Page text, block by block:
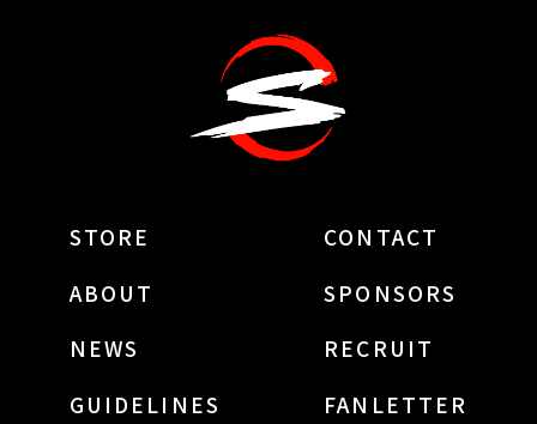
STORE
CONTACT
ABOUT
SPONSORS
NEWS
RECRUIT
GUIDELINES
FANLETTER